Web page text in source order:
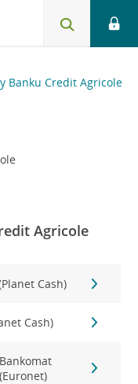
Banku Credit Agricole
Agricole
Cash)
Cash)
Bankomat
(Euronet)